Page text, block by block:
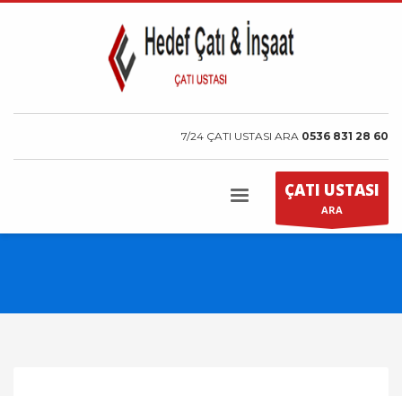
7/24 ÇATI USTASI ARA 0536 831 28 60
ÇATI USTASI
ARA